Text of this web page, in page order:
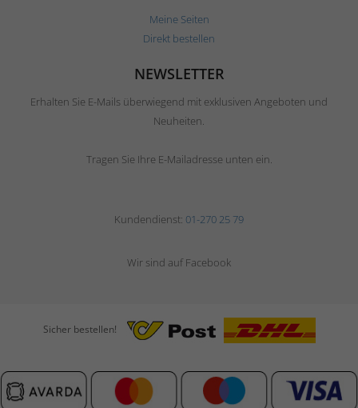
Meine Seiten
Direkt bestellen
NEWSLETTER
Erhalten Sie E-Mails überwiegend mit exklusiven Angeboten und
Neuheiten.
Tragen Sie Ihre E-Mailadresse unten ein.
Kundendienst: 01-270 25 79
Wir sind auf Facebook
Sicher bestellen!